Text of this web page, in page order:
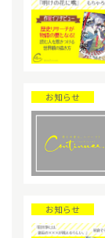
お知らせ
お知らせ